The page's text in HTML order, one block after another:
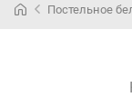
Постельное